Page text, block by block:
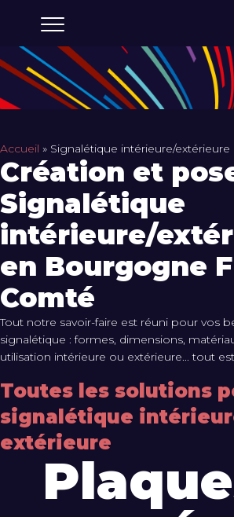
Accueil » Signalétique intérieure/extérieure
Création et
Signalétique
intérieure/
en Bourgogne
Comté
Tout notre savoir-faire est réuni pour vos
signalétique : formes, dimensions,
utilisation intérieure ou extérieure... tout
Toutes les solutions
signalétique
extérieure